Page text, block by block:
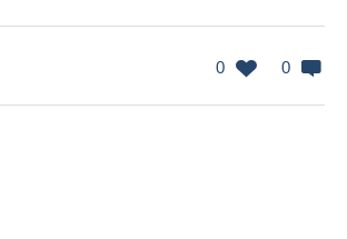
0 0